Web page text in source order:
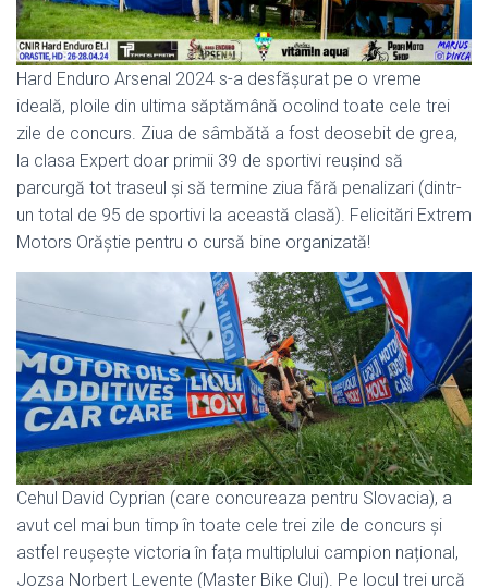
Hard Enduro Arsenal 2024 s-a desfășurat pe o vreme
ideală, ploile din ultima săptămână ocolind toate cele trei
zile de concurs. Ziua de sâmbătă a fost deosebit de grea,
la clasa Expert doar primii 39 de sportivi reușind să
parcurgă tot traseul și să termine ziua fără penalizari (dintr-
un total de 95 de sportivi la această clasă). Felicitări Extrem
Motors Orăștie pentru o cursă bine organizată!
Cehul David Cyprian (care concureaza pentru Slovacia), a
avut cel mai bun timp în toate cele trei zile de concurs și
astfel reușește victoria în fața multiplului campion național,
Jozsa Norbert Levente (Master Bike Cluj). Pe locul trei urcă